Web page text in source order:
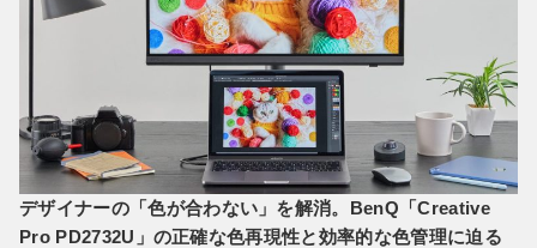
デザイナーの「色が合わない」を解消。BenQ「Creative
Pro PD2732U」の正確な色再現性と効率的な色管理に迫る